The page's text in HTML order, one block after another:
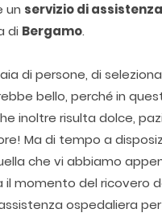
un servizio di assistenza
di Bergamo.
di persone, di
bello, perché in
inoltre risulta dolce,
Ma di tempo a
che vi abbiamo
il momento del ricovero
ospedaliera